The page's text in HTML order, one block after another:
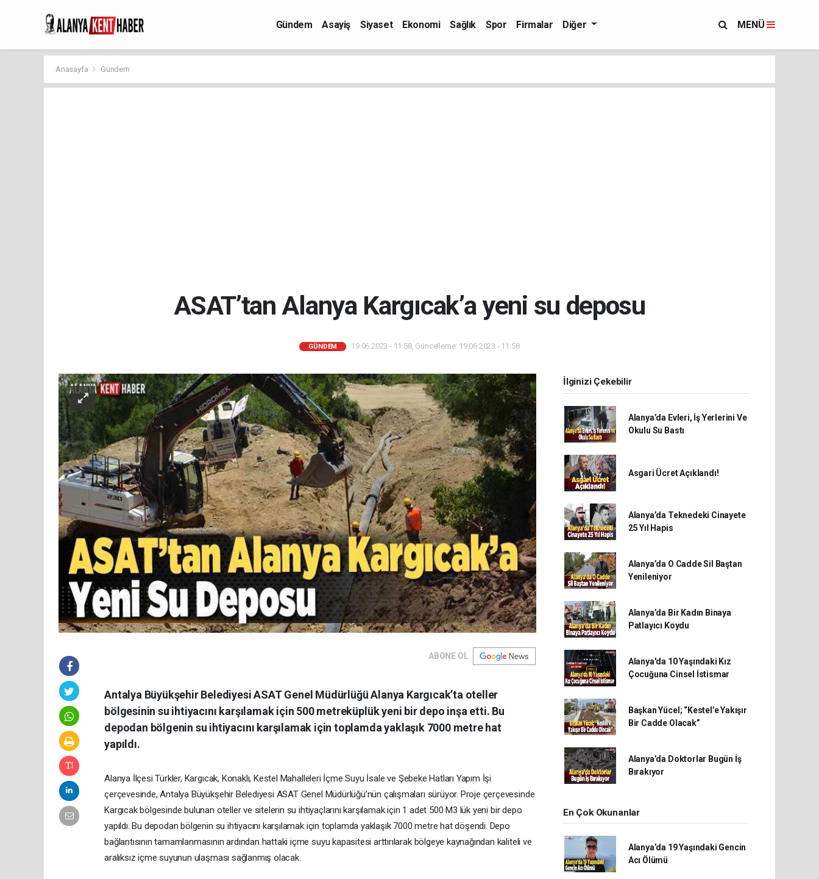
Gündem Asayiş Siyaset Ekonomi Sağlık Spor Firmalar Diğer MENÜ
Anasayfa Gündem
ASAT’tan Alanya Kargıcak’a yeni su deposu
GÜNDEM 19.06.2023 - 11:58, Güncelleme: 19.06.2023 - 11:58
ABONE OL
Antalya Büyükşehir Belediyesi ASAT Genel Müdürlüğü Alanya Kargıcak’ta oteller
bölgesinin su ihtiyacını karşılamak için 500 metreküplük yeni bir depo inşa etti. Bu
depodan bölgenin su ihtiyacını karşılamak için toplamda yaklaşık 7000 metre hat
yapıldı.
Alanya İlçesi Türkler, Kargıcak, Konaklı, Kestel Mahalleleri İçme Suyu İsale ve Şebeke Hatları Yapım İşi
çerçevesinde, Antalya Büyükşehir Belediyesi ASAT Genel Müdürlüğü’nün çalışmaları sürüyor. Proje çerçevesinde
Kargıcak bölgesinde bulunan oteller ve sitelerin su ihtiyaçlarını karşılamak için 1 adet 500 M3 lük yeni bir depo
yapıldı. Bu depodan bölgenin su ihtiyacını karşılamak için toplamda yaklaşık 7000 metre hat döşendi. Depo
bağlantısının tamamlanmasının ardından hattaki içme suyu kapasitesi arttırılarak bölgeye kaynağından kaliteli ve
aralıksız içme suyunun ulaşması sağlanmış olacak.
İlginizi Çekebilir
Alanya’da Evleri, İş Yerlerini Ve
Okulu Su Bastı
Asgari Ücret Açıklandı!
Alanya’da Teknedeki Cinayete
25 Yıl Hapis
Alanya’da O Cadde Sil Baştan
Yenileniyor
Alanya’da Bir Kadın Binaya
Patlayıcı Koydu
Alanya'da 10 Yaşındaki Kız
Çocuğuna Cinsel İstismar
Başkan Yücel; “Kestel’e Yakışır
Bir Cadde Olacak”
Alanya’da Doktorlar Bugün İş
Bırakıyor
En Çok Okunanlar
Alanya’da 19 Yaşındaki Gencin
Acı Ölümü